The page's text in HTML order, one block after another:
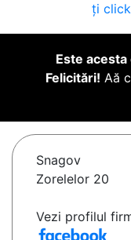
ți
Este
Felicitări! Aă
Snagov
Zorelelor 20
Vezi profilul